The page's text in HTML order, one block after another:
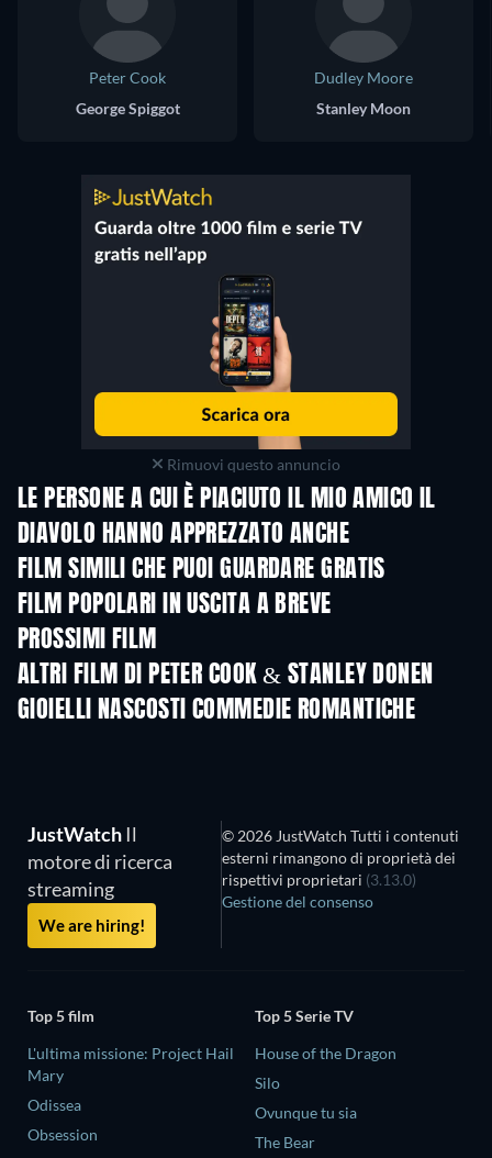
Peter Cook
George Spiggot
Dudley Moore
Stanley Moon
Rimuovi questo annuncio
LE PERSONE A CUI È PIACIUTO IL MIO AMICO IL
DIAVOLO HANNO APPREZZATO ANCHE
FILM SIMILI CHE PUOI GUARDARE GRATIS
FILM POPOLARI IN USCITA A BREVE
PROSSIMI FILM
ALTRI FILM DI PETER COOK & STANLEY DONEN
GIOIELLI NASCOSTI COMMEDIE ROMANTICHE
JustWatch Il
motore di ricerca
streaming
We are hiring!
© 2026 JustWatch Tutti i contenuti
esterni rimangono di proprietà dei
rispettivi proprietari (3.13.0)
Gestione del consenso
Top 5 film
L'ultima missione: Project Hail
Mary
Odissea
Obsession
Top 5 Serie TV
House of the Dragon
Silo
Ovunque tu sia
The Bear